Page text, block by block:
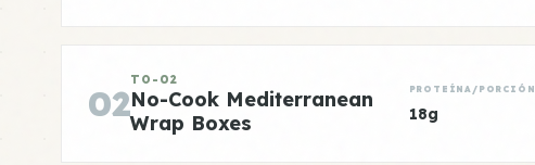
02
TO-02
No-Cook Mediterranean
Wrap Boxes
PROTEÍNA/PORCIÓN
18g